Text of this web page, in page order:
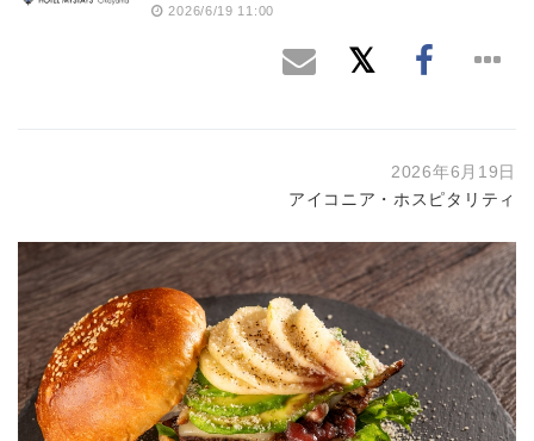
2026/6/19 11:00
2026年6月19日
アイコニア・ホスピタリティ